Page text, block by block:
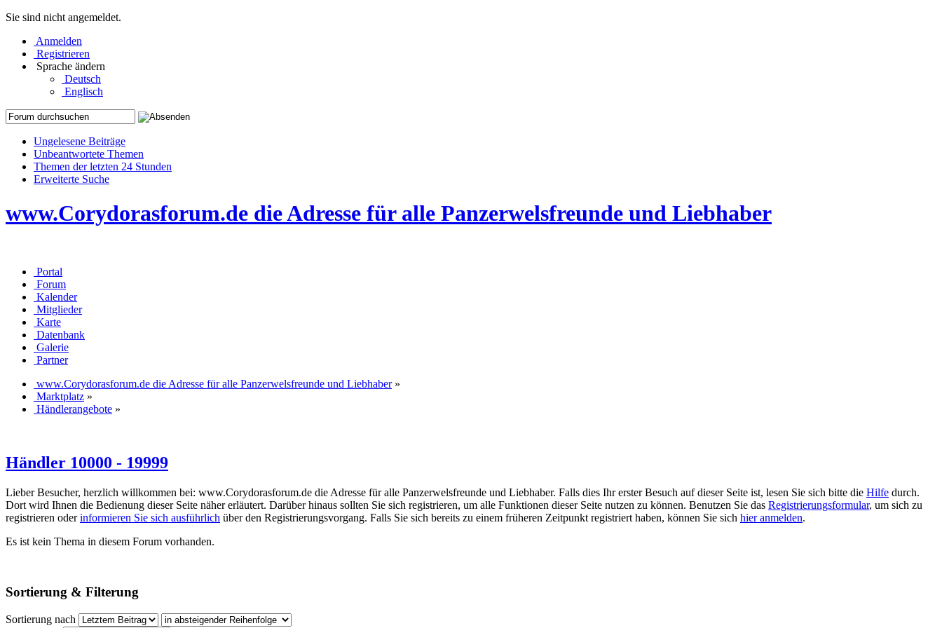
Sie sind nicht angemeldet.
Anmelden
Registrieren
Sprache ändern
Deutsch
Englisch
Ungelesene Beiträge
Unbeantwortete Themen
Themen der letzten 24 Stunden
Erweiterte Suche
www.Corydorasforum.de die Adresse für alle Panzerwelsfreunde und Liebhaber
Portal
Forum
Kalender
Mitglieder
Karte
Datenbank
Galerie
Partner
www.Corydorasforum.de die Adresse für alle Panzerwelsfreunde und Liebhaber»
Marktplatz »
Händlerangebote »
Händler 10000 - 19999
Lieber Besucher, herzlich willkommen bei: www.Corydorasforum.de die Adresse für alle Panzerwelsfreunde und Liebhaber. Falls dies Ihr erster Besuch auf dieser Seite ist, lesen Sie sich bitte die Hilfe durch.
Dort wird Ihnen die Bedienung dieser Seite näher erläutert. Darüber hinaus sollten Sie sich registrieren, um alle Funktionen dieser Seite nutzen zu können. Benutzen Sie das Registrierungsformular, um sich zu
registrieren oderinformieren Sie sich ausführlich über den Registrierungsvorgang. Falls Sie sich bereits zu einem früheren Zeitpunkt registriert haben, können Sie sich hier anmelden.
Es ist kein Thema in diesem Forum vorhanden.
Sortierung & Filterung
Sortierung nach